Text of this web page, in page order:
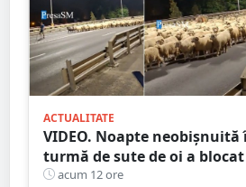
ACTUALITATE
VIDEO. Noapte neobișnuită
turmă de sute de oi a
Gest de apreciat al
acum 12 ore